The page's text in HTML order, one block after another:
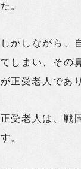
た。
しかしながら、
てしまい、その
が正受老人であ
正受老人は、戦
す。